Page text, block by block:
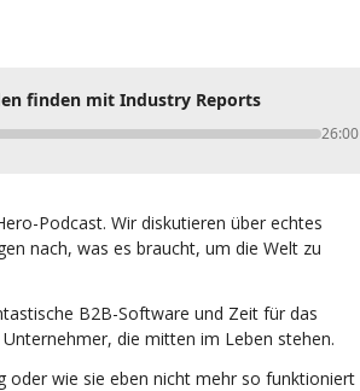
finden mit Industry Reports
26:00
Podcast. Wir diskutieren über echtes
nach, was es braucht, um die Welt zu
B2B-Software und Zeit für das
die mitten im Leben stehen.
oder wie sie eben nicht mehr so funktioniert